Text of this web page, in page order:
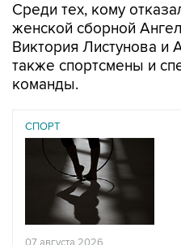
Среди тех, кому
женской сборной
Виктория Листунова и
также спортсмены и
команды.
СПОРТ
07 августа 2026